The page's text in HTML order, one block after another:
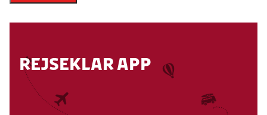
Rejseklar app